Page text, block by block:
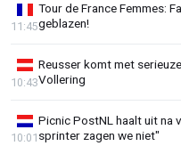
Tour de France Femmes:
geblazen!
11:45
Reusser komt met
Vollering
10:43
Picnic PostNL haalt uit na
sprinter zagen we niet"
10:01